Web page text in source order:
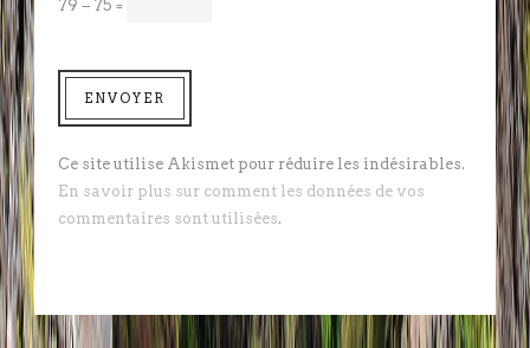
79 − 75 =
Ce site utilise Akismet pour réduire les indésirables.
En savoir plus sur comment les données de vos
commentaires sont utilisées.